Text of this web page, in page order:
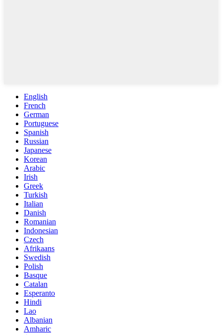
English
French
German
Portuguese
Spanish
Russian
Japanese
Korean
Arabic
Irish
Greek
Turkish
Italian
Danish
Romanian
Indonesian
Czech
Afrikaans
Swedish
Polish
Basque
Catalan
Esperanto
Hindi
Lao
Albanian
Amharic